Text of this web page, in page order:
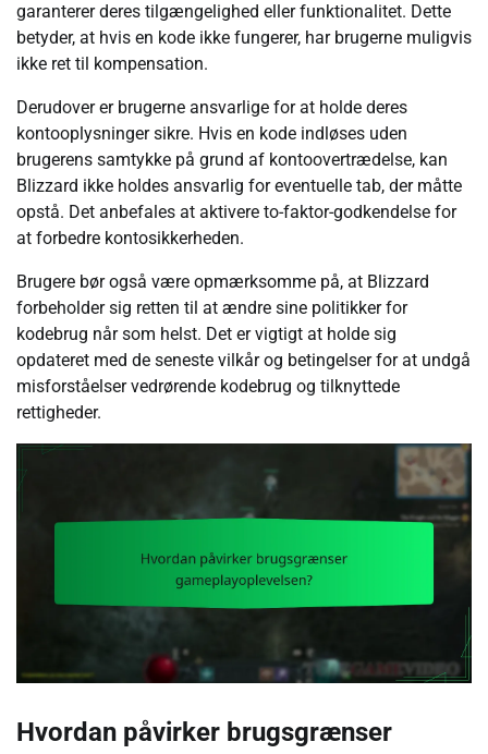
garanterer deres tilgængelighed eller funktionalitet. Dette
betyder, at hvis en kode ikke fungerer, har brugerne muligvis
ikke ret til kompensation.
Derudover er brugerne ansvarlige for at holde deres
kontooplysninger sikre. Hvis en kode indløses uden
brugerens samtykke på grund af kontoovertrædelse, kan
Blizzard ikke holdes ansvarlig for eventuelle tab, der måtte
opstå. Det anbefales at aktivere to-faktor-godkendelse for
at forbedre kontosikkerheden.
Brugere bør også være opmærksomme på, at Blizzard
forbeholder sig retten til at ændre sine politikker for
kodebrug når som helst. Det er vigtigt at holde sig
opdateret med de seneste vilkår og betingelser for at undgå
misforståelser vedrørende kodebrug og tilknyttede
rettigheder.
Hvordan påvirker brugsgrænser